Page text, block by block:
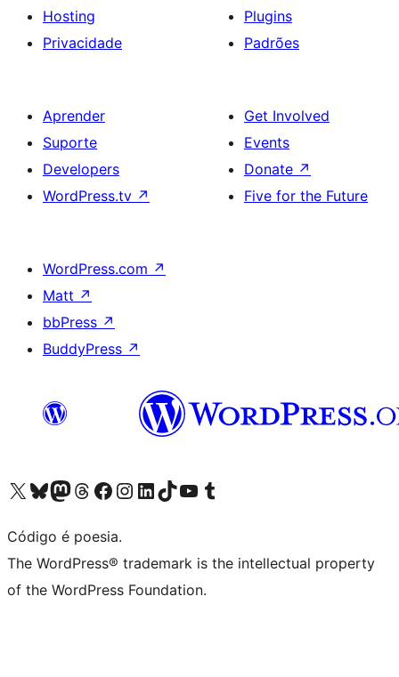
Hosting
Privacidade
Plugins
Padrões
Aprender
Suporte
Developers
WordPress.tv ↗
Get Involved
Events
Donate ↗
Five for the Future
WordPress.com ↗
Matt ↗
bbPress ↗
BuddyPress ↗
Visite a nossa conta X (antigo Twitter)
Visit our Bluesky account
Visit our Mastodon account
Visit our Threads account
Visite a nossa página do Facebook
Visite a nossa conta no Instagram
Visite a nossa conta no LinkedIn
Visit our TikTok account
Visit our YouTube channel
Visit our Tumblr account
Código é poesia.
The WordPress® trademark is the intellectual property
of the WordPress Foundation.